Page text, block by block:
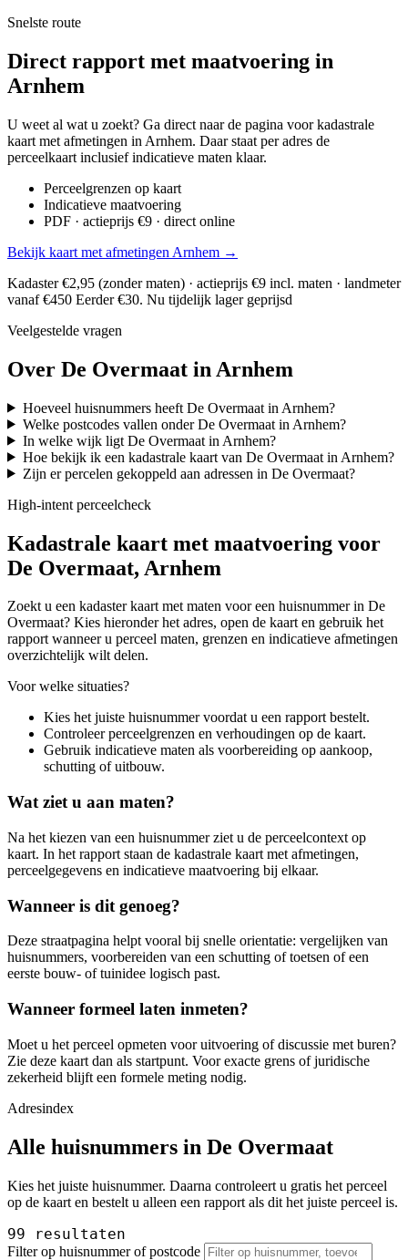
Snelste route
Direct rapport met maatvoering in
Arnhem
U weet al wat u zoekt? Ga direct naar de pagina voor kadastrale
kaart met afmetingen in Arnhem. Daar staat per adres de
perceelkaart inclusief indicatieve maten klaar.
Perceelgrenzen op kaart
Indicatieve maatvoering
PDF · actieprijs €9 · direct online
Bekijk kaart met afmetingen Arnhem →
Kadaster €2,95 (zonder maten) · actieprijs €9 incl. maten · landmeter
vanaf €450 Eerder €30. Nu tijdelijk lager geprijsd
Veelgestelde vragen
Over De Overmaat in Arnhem
Hoeveel huisnummers heeft De Overmaat in Arnhem?
Welke postcodes vallen onder De Overmaat in Arnhem?
In welke wijk ligt De Overmaat in Arnhem?
Hoe bekijk ik een kadastrale kaart van De Overmaat in Arnhem?
Zijn er percelen gekoppeld aan adressen in De Overmaat?
High-intent perceelcheck
Kadastrale kaart met maatvoering voor
De Overmaat, Arnhem
Zoekt u een kadaster kaart met maten voor een huisnummer in De
Overmaat? Kies hieronder het adres, open de kaart en gebruik het
rapport wanneer u perceel maten, grenzen en indicatieve afmetingen
overzichtelijk wilt delen.
Voor welke situaties?
Kies het juiste huisnummer voordat u een rapport bestelt.
Controleer perceelgrenzen en verhoudingen op de kaart.
Gebruik indicatieve maten als voorbereiding op aankoop,
schutting of uitbouw.
Wat ziet u aan maten?
Na het kiezen van een huisnummer ziet u de perceelcontext op
kaart. In het rapport staan de kadastrale kaart met afmetingen,
perceelgegevens en indicatieve maatvoering bij elkaar.
Wanneer is dit genoeg?
Deze straatpagina helpt vooral bij snelle orientatie: vergelijken van
huisnummers, voorbereiden van een schutting of toetsen of een
eerste bouw- of tuinidee logisch past.
Wanneer formeel laten inmeten?
Moet u het perceel opmeten voor uitvoering of discussie met buren?
Zie deze kaart dan als startpunt. Voor exacte grens of juridische
zekerheid blijft een formele meting nodig.
Adresindex
Alle huisnummers in De Overmaat
Kies het juiste huisnummer. Daarna controleert u gratis het perceel
op de kaart en bestelt u alleen een rapport als dit het juiste perceel is.
99 resultaten
Filter op huisnummer of postcode